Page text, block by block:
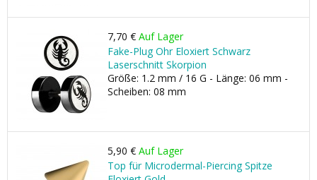
7,70 € Auf Lager
Fake-Plug Ohr Eloxiert Schwarz
Laserschnitt Skorpion
Größe: 1.2 mm / 16 G - Länge: 06 mm -
Scheiben: 08 mm
5,90 € Auf Lager
Top für Microdermal-Piercing Spitze